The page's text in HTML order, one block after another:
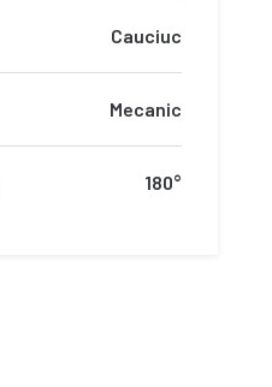
Cauciuc
Mecanic
180°